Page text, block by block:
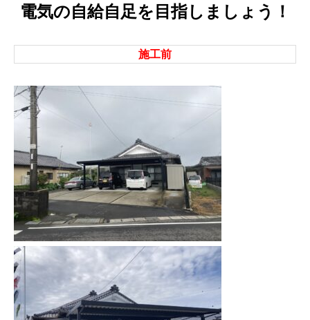
電気の自給自足を目指しましょう！
施工前